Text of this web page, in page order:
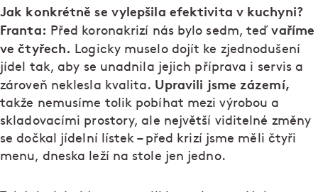
Jak konkrétně se vylepšila efektivita v kuchyni?
Franta: Před koronakrizí nás bylo sedm, teďvaříme
ve čtyřech. Logicky muselo dojít ke zjednodušení
jídel tak, aby se unadnila jejich příprava i servis a
zároveň neklesla kvalita. Upravili jsme zázemí,
takže nemusíme tolik pobíhat mezi výrobou a
skladovacími prostory, ale největší viditelné změny
se dočkal jídelní lístek – před krizí jsme měli čtyři
menu, dneska leží na stole jen jedno.